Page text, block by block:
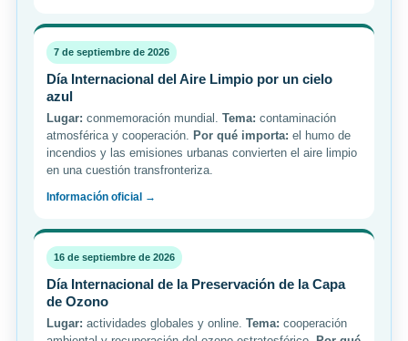
7 de septiembre de 2026
Día Internacional del Aire Limpio por un cielo
azul
Lugar: conmemoración mundial. Tema: contaminación
atmosférica y cooperación. Por qué importa: el humo de
incendios y las emisiones urbanas convierten el aire limpio
en una cuestión transfronteriza.
Información oficial →
16 de septiembre de 2026
Día Internacional de la Preservación de la Capa
de Ozono
Lugar: actividades globales y online. Tema: cooperación